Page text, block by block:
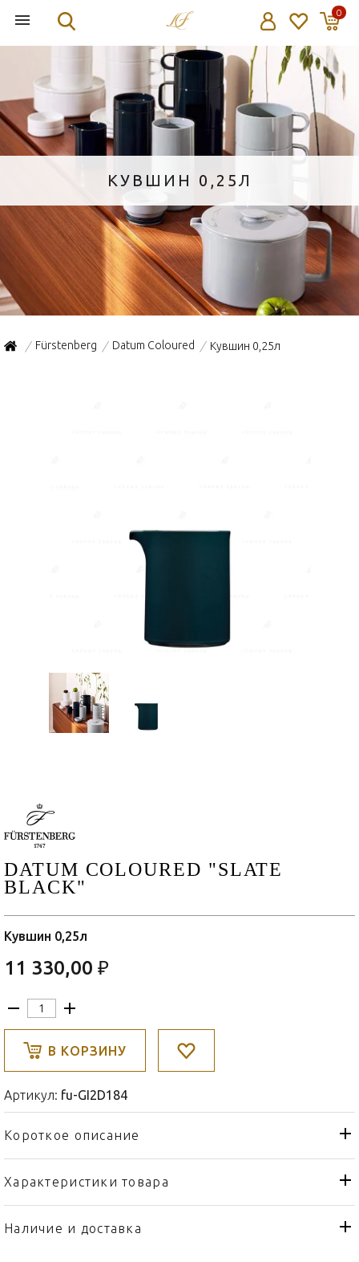
0
КУВШИН 0,25Л
/ Fürstenberg / Datum Coloured / Кувшин 0,25л
DATUM COLOURED "SLATE
BLACK"
Кувшин 0,25л
11 330,00 ₽
В КОРЗИНУ
Артикул: fu-GI2D184
Короткое описание
Характеристики товара
Тип товара
Кувшин
Бренд
Наличие и доставка